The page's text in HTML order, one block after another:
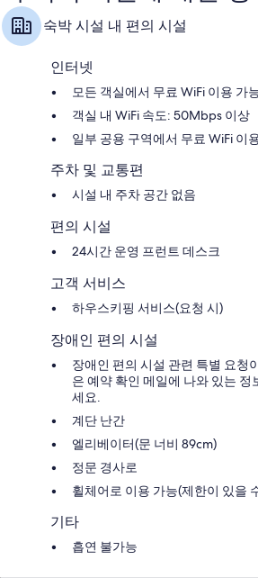
후
기
159
숙박 시설 내 편의 시설
인터넷
모든 객실에서 무료 WiFi 이용 가
객실 내 WiFi 속도: 50Mbps 이상
일부 공용 구역에서 무료 WiFi 이
주차 및 교통편
시설 내 주차 공간 없음
편의 시설
24시간 운영 프런트 데스크
고객 서비스
하우스키핑 서비스(요청 시)
장애인 편의 시설
장애인 편의 시설 관련 특별 요청
은 예약 확인 메일에 나와 있는
세요.
계단 난간
엘리베이터(문 너비 89cm)
정문 경사로
휠체어로 이용 가능(제한이 있을
기타
흡연 불가능